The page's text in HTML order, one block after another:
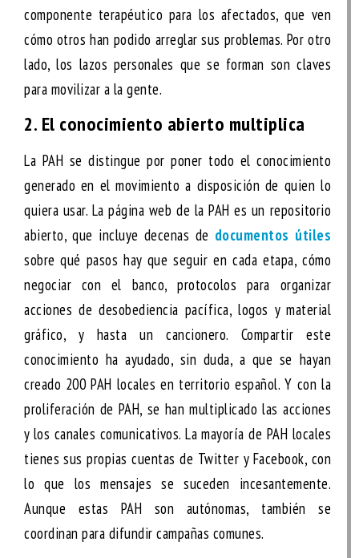
componente terapéutico para los afectados, que ven
cómo otros han podido arreglar sus problemas. Por otro
lado, los lazos personales que se forman son claves
para movilizar a la gente.
2. El conocimiento abierto multiplica
La PAH se distingue por poner todo el conocimiento
generado en el movimiento a disposición de quien lo
quiera usar. La página web de la PAH es un repositorio
abierto, que incluye decenas de documentos útiles
sobre qué pasos hay que seguir en cada etapa, cómo
negociar con el banco, protocolos para organizar
acciones de desobediencia pacífica, logos y material
gráfico, y hasta un cancionero. Compartir este
conocimiento ha ayudado, sin duda, a que se hayan
creado 200 PAH locales en territorio español. Y con la
proliferación de PAH, se han multiplicado las acciones
y los canales comunicativos. La mayoría de PAH locales
tienes sus propias cuentas de Twitter y Facebook, con
lo que los mensajes se suceden incesantemente.
Aunque estas PAH son autónomas, también se
coordinan para difundir campañas comunes.